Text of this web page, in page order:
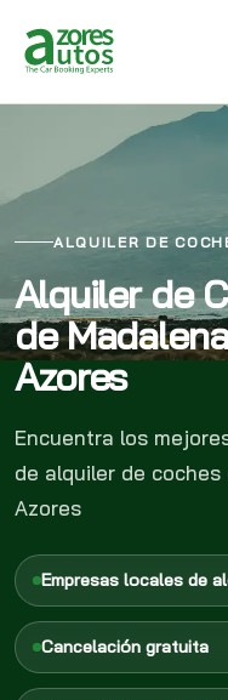
ALQUILER DE
Alquiler de
de
Azores
Encuentra los
de alquiler de
Azores
Empresas locales de
Cancelación gratuita